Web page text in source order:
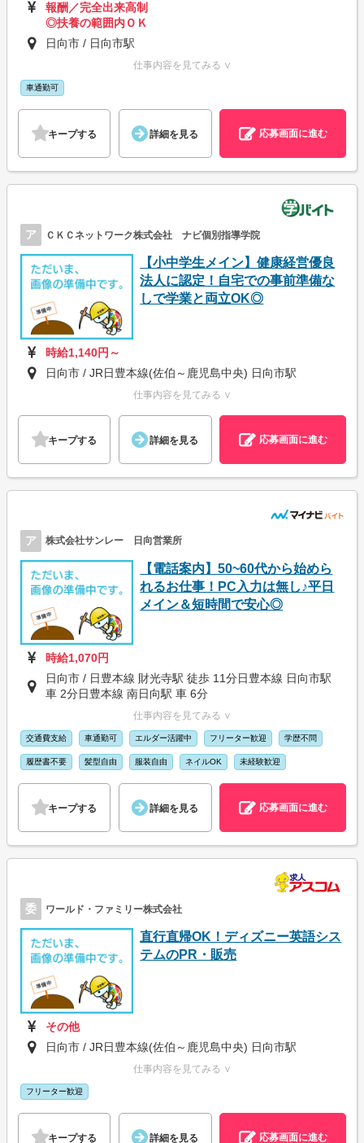
報酬／完全出来高制
◎扶養の範囲内ＯＫ
日向市 / 日向市駅
仕事内容を見てみる ∨
車通勤可
キープする 詳細を見る 応募画面に進む
ア ＣＫＣネットワーク株式会社 ナビ個別指導学院
【小中学生メイン】健康経営優良
法人に認定！自宅での事前準備な
しで学業と両立OK◎
時給1,140円～
日向市 / JR日豊本線(佐伯～鹿児島中央) 日向市駅
仕事内容を見てみる ∨
キープする 詳細を見る 応募画面に進む
ア 株式会社サンレー 日向営業所
【電話案内】50~60代から始めら
れるお仕事！PC入力は無し♪平日
メイン＆短時間で安心◎
時給1,070円
日向市 / 日豊本線 財光寺駅 徒歩 11分日豊本線 日向市駅
車 2分日豊本線 南日向駅 車 6分
仕事内容を見てみる ∨
交通費支給 車通勤可 エルダー活躍中 フリーター歓迎 学歴不問
履歴書不要 髪型自由 服装自由 ネイルOK 未経験歓迎
キープする 詳細を見る 応募画面に進む
委 ワールド・ファミリー株式会社
直行直帰OK！ディズニー英語シス
テムのPR・販売
その他
日向市 / JR日豊本線(佐伯～鹿児島中央) 日向市駅
仕事内容を見てみる ∨
フリーター歓迎
キープする 詳細を見る 応募画面に進む